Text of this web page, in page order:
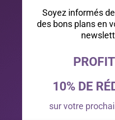
Soyez informés
des bons plans en
10% DE
sur votre